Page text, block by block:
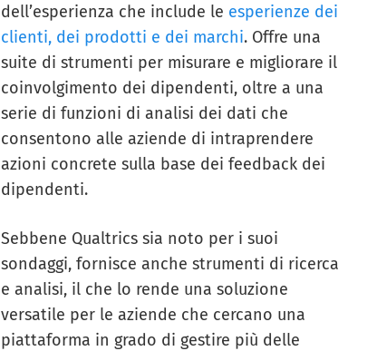
dell’esperienza che include le esperienze dei
clienti, dei prodotti e dei marchi. Offre una
suite di strumenti per misurare e migliorare il
coinvolgimento dei dipendenti, oltre a una
serie di funzioni di analisi dei dati che
consentono alle aziende di intraprendere
azioni concrete sulla base dei feedback dei
dipendenti.
Sebbene Qualtrics sia noto per i suoi
sondaggi, fornisce anche strumenti di ricerca
e analisi, il che lo rende una soluzione
versatile per le aziende che cercano una
piattaforma in grado di gestire più delle